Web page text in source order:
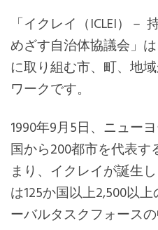
South America
USA Office
「イクレイ（ICLEI）－
めざす自治体協議会」
に取り組む市、町、地
ワークです。
1990年9月5日、ニュー
国から200都市を代表
まり、イクレイが誕生
は125か国以上2,500以
ーバルタスクフォース